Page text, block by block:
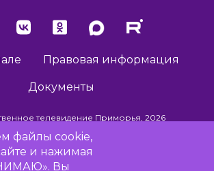
Правовая информация
Документы
телевидение Приморья, 2026
Разработка сайта -
файлы cookie,
и нажимая
Вы